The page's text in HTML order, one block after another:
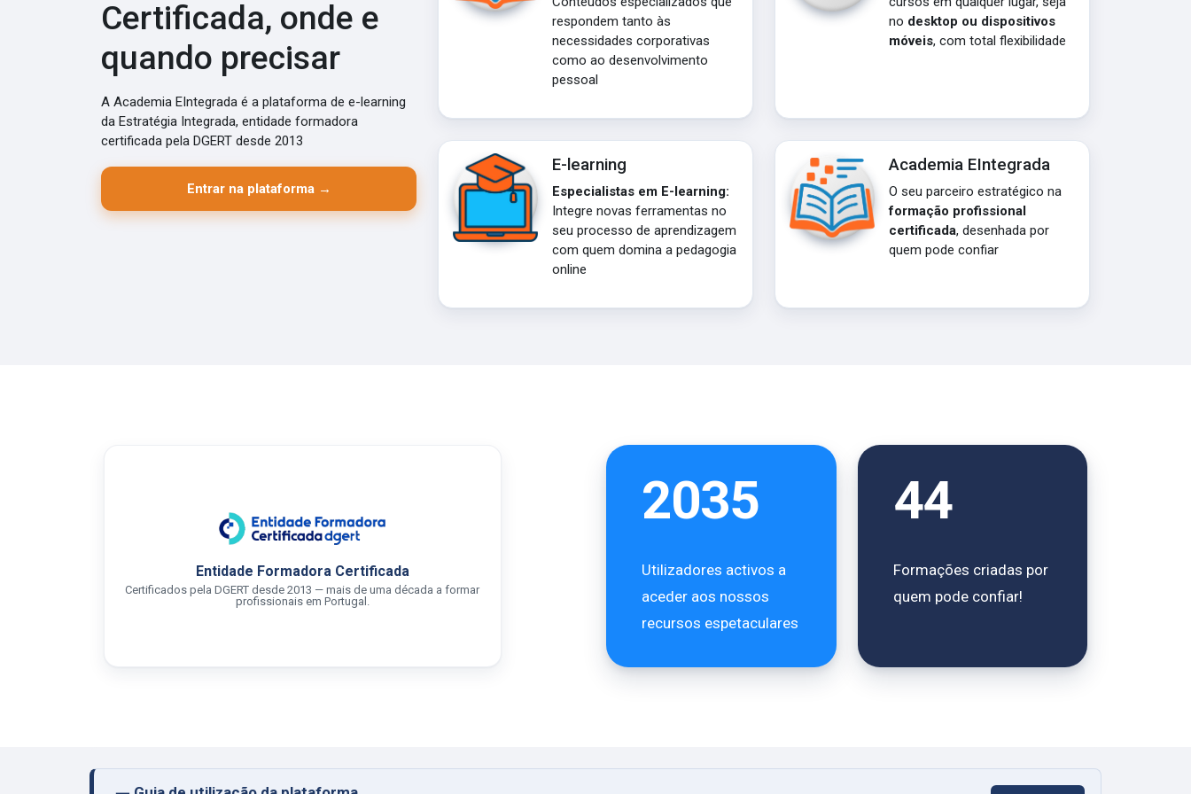
Certificada, onde e
quando precisar
A Academia EIntegrada é a plataforma de e-learning
da Estratégia Integrada, entidade formadora
certificada pela DGERT desde 2013
Entrar na plataforma →
respondem tanto às
necessidades corporativas
como ao desenvolvimento
pessoal
no desktop ou dispositivos
móveis, com total flexibilidade
E-learning
Especialistas em E-learning:
Integre novas ferramentas no
seu processo de aprendizagem
com quem domina a pedagogia
online
Academia EIntegrada
O seu parceiro estratégico na
formação profissional
certificada, desenhada por
quem pode confiar
Entidade Formadora Certificada
Certificados pela DGERT desde 2013 — mais de uma década a formar
profissionais em Portugal.
2035
Utilizadores activos a
aceder aos nossos
recursos espetaculares
44
Formações criadas por
quem pode confiar!